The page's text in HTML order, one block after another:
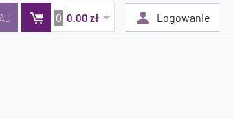
0 0.00 zł Logowanie